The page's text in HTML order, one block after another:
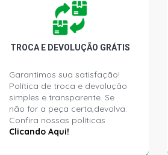
CORSA HATCH SS
2009)
CORSA HATCH STD
(2002 - 2008)
CORSA HATCH BACK
(2002 - 2008)
TROCA E DEVOLUÇÃO GRÁTIS
Garantimos sua satisfação!
Política de troca e devolução
simples e transparente. Se
não for a peça certa,devolva.
Confira nossas políticas
Clicando Aqui!